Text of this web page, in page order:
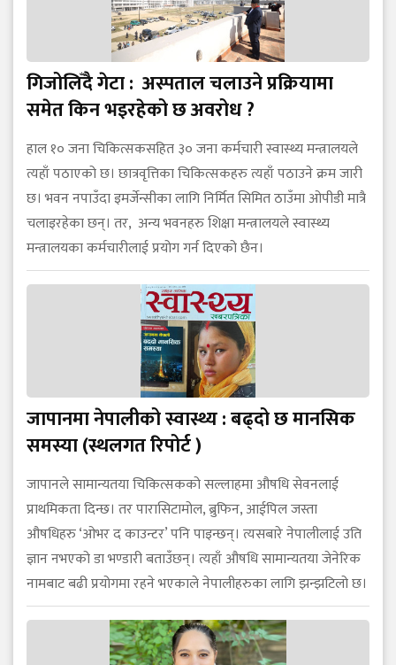
गिजोलिँदै गेटा : अस्पताल चलाउने प्रक्रियामा
समेत किन भइरहेको छ अवरोध ?
हाल १० जना चिकित्सकसहित ३० जना कर्मचारी स्वास्थ्य मन्त्रालयले
त्यहाँ पठाएको छ। छात्रवृत्तिका चिकित्सकहरु त्यहाँ पठाउने क्रम जारी
छ। भवन नपाउँदा इमर्जेन्सीका लागि निर्मित सिमित ठाउँमा ओपीडी मात्रै
चलाइरहेका छन्। तर, अन्य भवनहरु शिक्षा मन्त्रालयले स्वास्थ्य
मन्त्रालयका कर्मचारीलाई प्रयोग गर्न दिएको छैन।
जापानमा नेपालीको स्वास्थ्य : बढ्दो छ मानसिक
समस्या (स्थलगत रिपोर्ट )
जापानले सामान्यतया चिकित्सकको सल्लाहमा औषधि सेवनलाई
प्राथमिकता दिन्छ। तर पारासिटामोल, ब्रुफिन, आईपिल जस्ता
औषधिहरु ‘ओभर द काउन्टर’ पनि पाइन्छन्। त्यसबारे नेपालीलाई उति
ज्ञान नभएको डा भण्डारी बताउँछन्। त्यहाँ औषधि सामान्यतया जेनेरिक
नामबाट बढी प्रयोगमा रहने भएकाले नेपालीहरुका लागि झन्झटिलो छ।